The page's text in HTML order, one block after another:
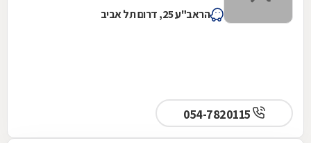
הראב"ע 25, דרום תל אביב